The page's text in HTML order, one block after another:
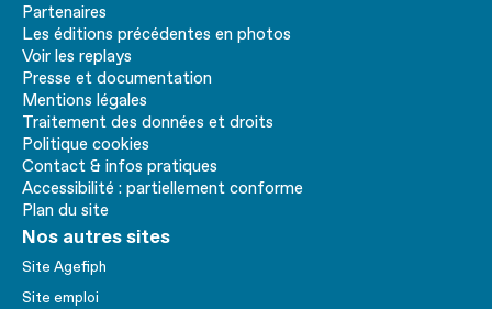
Partenaires
Les éditions précédentes en photos
Voir les replays
Presse et documentation
Mentions légales
Traitement des données et droits
Politique cookies
Contact & infos pratiques
Accessibilité : partiellement conforme
Plan du site
Nos autres sites
Site Agefiph
Site emploi